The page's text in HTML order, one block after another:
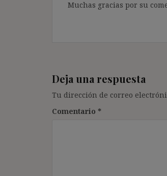
Muchas gracias por su
Deja una respuesta
Tu dirección de correo
Comentario *